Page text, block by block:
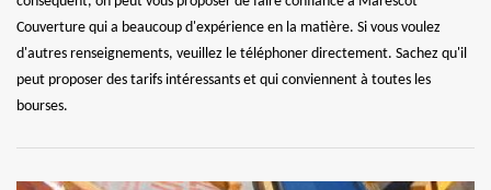
Couverture qui a beaucoup d'expérience en la matière. Si vous voulez
d'autres renseignements, veuillez le téléphoner directement. Sachez qu'il
peut proposer des tarifs intéressants et qui conviennent à toutes les
bourses.